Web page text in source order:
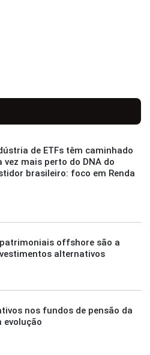
de ETFs têm caminhado
vez mais perto do DNA do
brasileiro: foco em Renda
offshore são a
alternativos
nos fundos de pensão da
evolução